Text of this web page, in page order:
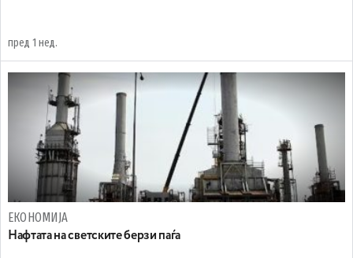
пред 1 нед.
ЕКОНОМИЈА
Нафтата на светските берзи паѓа